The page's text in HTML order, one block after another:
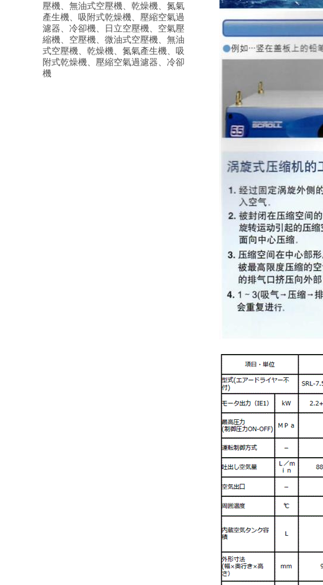
壓機、無油式空壓機、乾燥機、氮氣
產生機、吸附式乾燥機、壓縮空氣過
濾器、冷卻機、日立空壓機、空氣壓
縮機、空壓機、微油式空壓機、無油
式空壓機、乾燥機、氮氣產生機、吸
附式乾燥機、壓縮空氣過濾器、冷卻
機